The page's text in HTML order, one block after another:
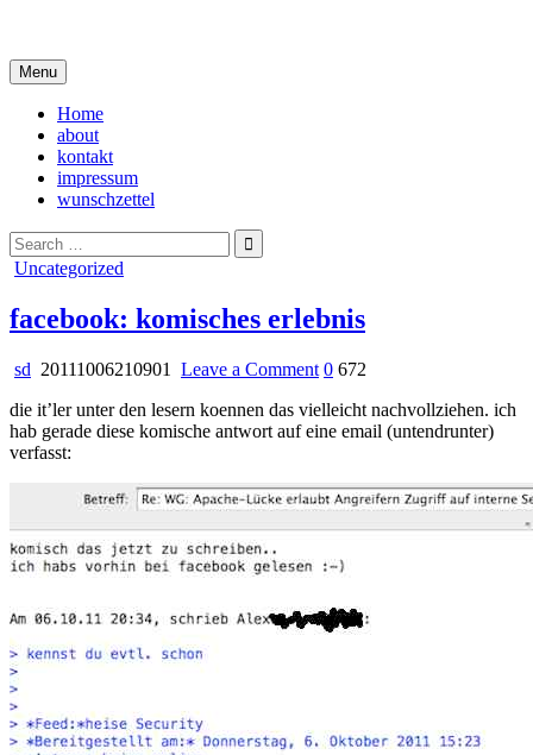
content
Menu
Home
about
kontakt
impressum
wunschzettel
Search
for:
Posted
Uncategorized
facebook: komisches erlebnis
sd 20111006210901 Leave a Commenton
komisches
erlebnis
0 672
die it’ler unter den lesern koennen das vielleicht nachvollziehen. ich
hab gerade diese komische antwort auf eine email (untendrunter)
verfasst: